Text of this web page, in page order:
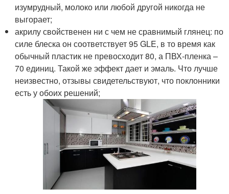
изумрудный, молоко или любой другой никогда не
выгорает;
акрилу свойственен ни с чем не сравнимый глянец: по
силе блеска он соответствует 95 GLE, в то время как
обычный пластик не превосходит 80, а ПВХ-пленка –
70 единиц. Такой же эффект дает и эмаль. Что лучше
неизвестно, отзывы свидетельствуют, что поклонники
есть у обоих решений;